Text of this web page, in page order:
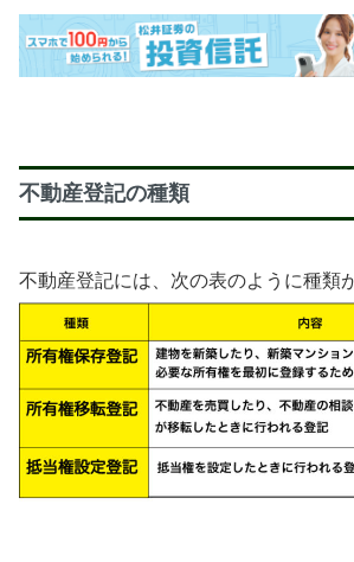
不動産登記の種類
不動産登記には、次の表のように種類